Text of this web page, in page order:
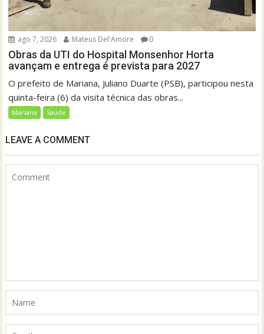
ago 7, 2026 Mateus Del'Amore 0
Obras da UTI do Hospital Monsenhor Horta
avançam e entrega é prevista para 2027
O prefeito de Mariana, Juliano Duarte (PSB), participou nesta
quinta-feira (6) da visita técnica das obras...
Mariana Saúde
LEAVE A COMMENT